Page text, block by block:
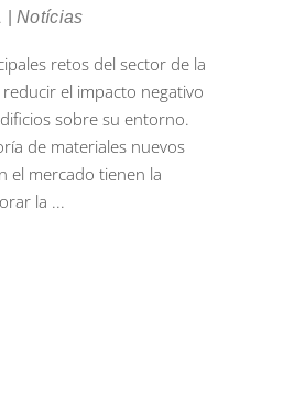
Notícias
retos del sector de la
el impacto negativo
sobre su entorno.
de materiales nuevos
el mercado tienen la
la